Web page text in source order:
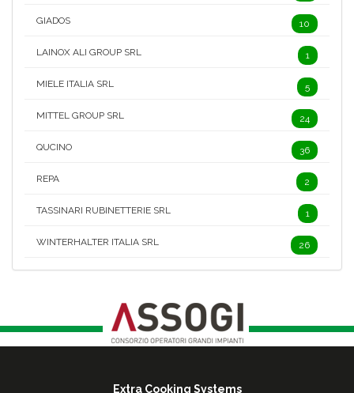
GIADOS 10
LAINOX ALI GROUP SRL 1
MIELE ITALIA SRL 5
MITTEL GROUP SRL 24
QUCINO 36
REPA 2
TASSINARI RUBINETTERIE SRL 1
WINTERHALTER ITALIA SRL 26
Extra Cooking Systems